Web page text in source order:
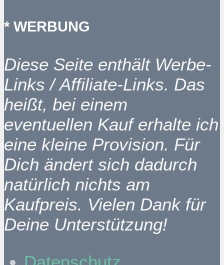
* WERBUNG
Diese Seite enthält Werbe-
Links / Affiliate-Links. Das
heißt, bei einem
eventuellen Kauf erhalte ich
eine kleine Provision. Für
Dich ändert sich dadurch
natürlich nichts am
Kaufpreis. Vielen Dank für
Deine Unterstützung!